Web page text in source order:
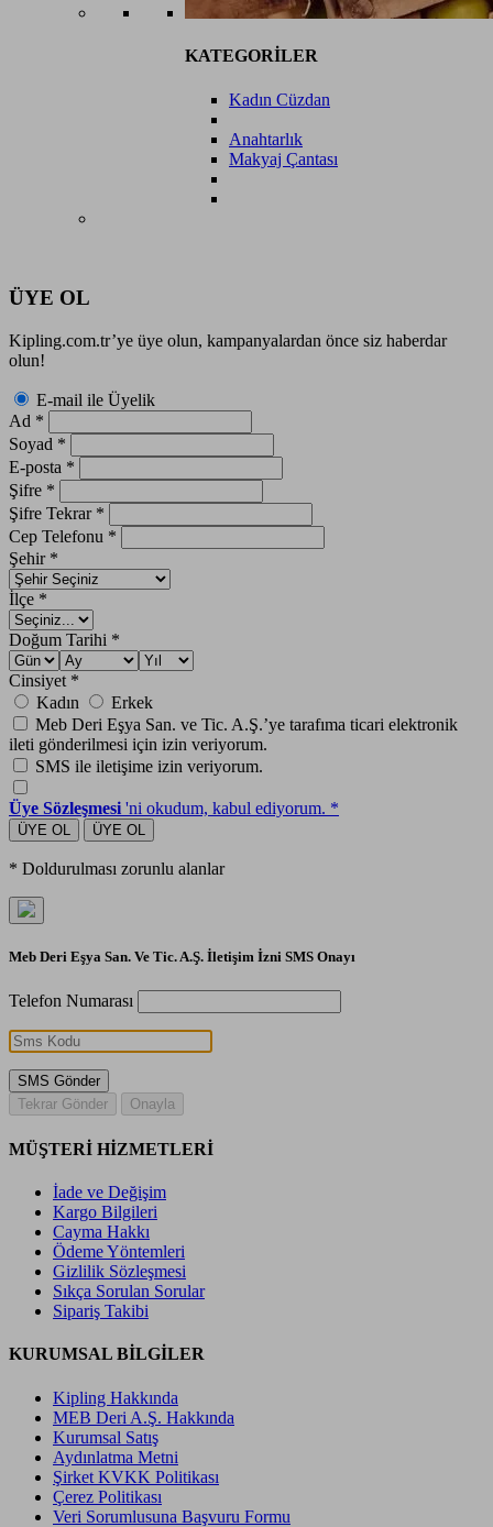
KATEGORİLER
Kadın Cüzdan
Anahtarlık
Makyaj Çantası
ÜYE OL
Kipling.com.tr’ye üye olun, kampanyalardan önce siz haberdar
olun!
E-mail ile Üyelik
Ad *
Soyad *
E-posta *
Şifre *
Şifre Tekrar *
Cep Telefonu *
Şehir *
İlçe *
Doğum Tarihi *
Cinsiyet *
Kadın
Erkek
Meb Deri Eşya San. ve Tic. A.Ş.’ye tarafıma ticari elektronik
ileti gönderilmesi için izin veriyorum.
SMS ile iletişime izin veriyorum.
Üye Sözleşmesi 'ni okudum, kabul ediyorum. *
ÜYE OL ÜYE OL
* Doldurulması zorunlu alanlar
Meb Deri Eşya San. Ve Tic. A.Ş. İletişim İzni SMS Onayı
Telefon Numarası
SMS Gönder
Tekrar Gönder
Onayla
MÜŞTERİ HİZMETLERİ
İade ve Değişim
Kargo Bilgileri
Cayma Hakkı
Ödeme Yöntemleri
Gizlilik Sözleşmesi
Sıkça Sorulan Sorular
Sipariş Takibi
KURUMSAL BİLGİLER
Kipling Hakkında
MEB Deri A.Ş. Hakkında
Kurumsal Satış
Aydınlatma Metni
Şirket KVKK Politikası
Çerez Politikası
Veri Sorumlusuna Başvuru Formu